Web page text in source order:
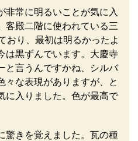
非常に明るいことが気に入
客殿二階に使われている三
おり、最初は明るかったよ
は黒ずんでいます。大慶寺
と言うんですかね、シルバ
々な表現がありますが、と
に入りました。色が最高で
驚きを覚えました。瓦の種